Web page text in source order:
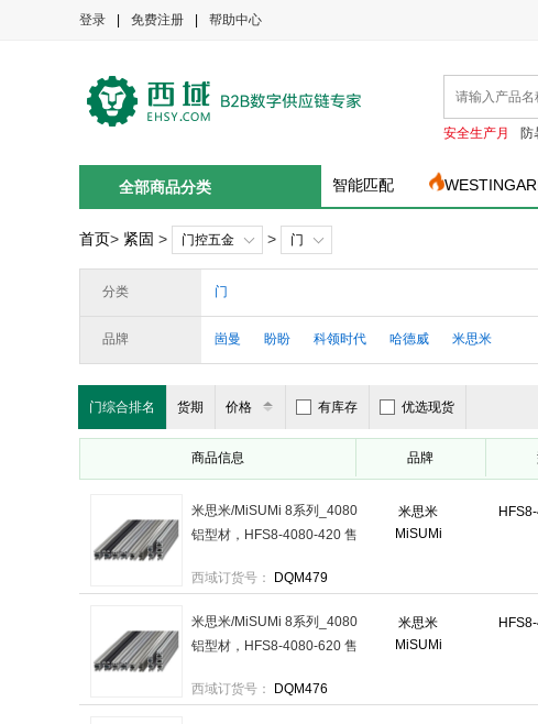
登录 免费注册 帮助中心
安全生产月 防
全部商品分类 智能匹配
首页> 紧固 > 门控五金 > 门
分类 门
品牌 崮曼 盼盼 科领时代 哈德威 米思米
门综合排名 货期 价格 有库存 优选现货
商品信息 品牌
米思米
MiSUMi
米思米/MiSUMi 8系列_4080
铝型材，HFS8-4080-420 售
西域订货号：
DQM479
米思米
MiSUMi
米思米/MiSUMi 8系列_4080
铝型材，HFS8-4080-620 售
西域订货号：
DQM476